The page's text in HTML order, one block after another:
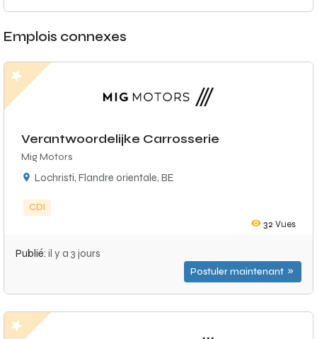
Emplois connexes
Verantwoordelijke Carrosserie
Mig Motors
Lochristi, Flandre orientale, BE
CDI
32 Vues
Publié: il y a 3 jours
Postuler maintenant